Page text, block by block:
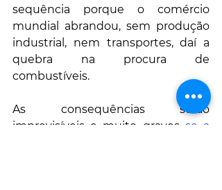
sequência porque o comércio
mundial abrandou, sem produção
industrial, nem transportes, daí a
quebra na procura de
combustíveis.
As consequências serão
imprevisíveis e muito graves se a